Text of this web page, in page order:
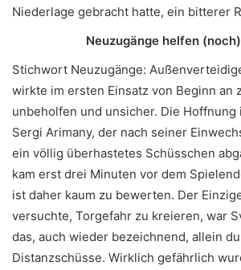
Niederlage gebracht hatte, ein bitterer
Neuzugänge helfen
Stichwort Neuzugänge:
wirkte im ersten Einsatz von Beginn an
unbeholfen und unsicher. Die Hoffnung
Sergi Arimany, der nach seiner
ein völlig überhastetes Schüsschen
kam erst drei Minuten vor dem
ist daher kaum zu bewerten. Der
versuchte, Torgefahr zu kreieren, war
das, auch wieder bezeichnend, allein
Distanzschüsse. Wirklich gefährlich